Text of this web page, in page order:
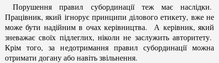
Порушення правил субординації теж має наслідки.
Працівник, який ігнорує принципи ділового етикету, вже не
може бути надійним в очах керівництва. А керівник, який
зневажає своїх підлеглих, ніколи не заслужить авторитету.
Крім того, за недотримання правил субординації можна
отримати догану або навіть звільнення.